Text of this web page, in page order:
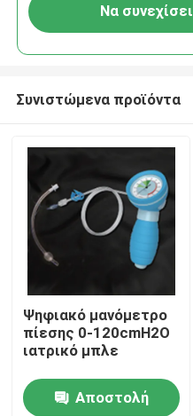
Αρχική Σελίδα
Προϊόντα
Να συνεχίσει
Συνιστώμενα προϊόντα
Ψηφιακό μανόμετρο
πίεσης 0-120cmH2O
ιατρικό μπλε
Αποστολή